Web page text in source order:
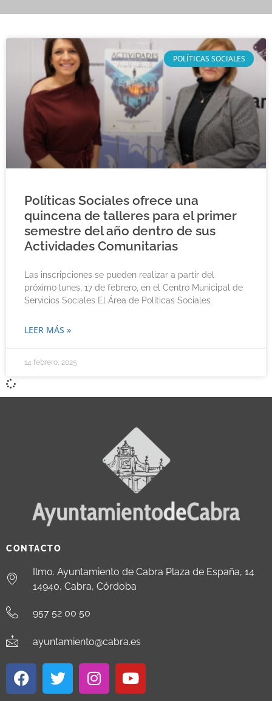
POLÍTICAS SOCIALES
Políticas Sociales ofrece una
quincena de talleres para el primer
semestre del año dentro de sus
Actividades Comunitarias
Las inscripciones se pueden realizar a partir del
próximo lunes, 17 de febrero, en el Centro Municipal de
Servicios Sociales El Área de Políticas Sociales
LEER MÁS »
14 febrero, 2025
CONTACTO
Ilmo. Ayuntamiento de Cabra Plaza de España, 14
14940, Cabra, Córdoba
957 52 00 50
ayuntamiento@cabra.es